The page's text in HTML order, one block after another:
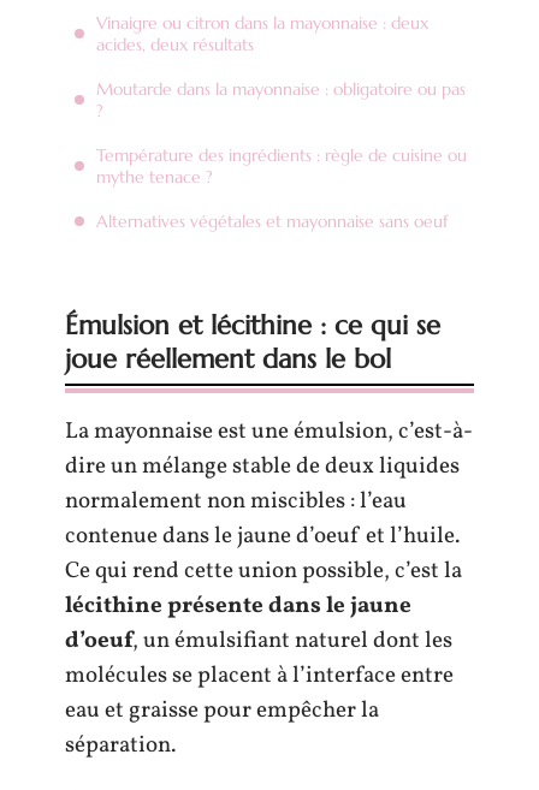
Vinaigre ou citron dans la mayonnaise : deux
acides, deux résultats
Moutarde dans la mayonnaise : obligatoire ou pas
?
Température des ingrédients : règle de cuisine ou
mythe tenace ?
Alternatives végétales et mayonnaise sans oeuf
Émulsion et lécithine : ce qui se
joue réellement dans le bol
La mayonnaise est une émulsion, c’est-à-
dire un mélange stable de deux liquides
normalement non miscibles : l’eau
contenue dans le jaune d’oeuf et l’huile.
Ce qui rend cette union possible, c’est la
lécithine présente dans le jaune
d’oeuf, un émulsifiant naturel dont les
molécules se placent à l’interface entre
eau et graisse pour empêcher la
séparation.